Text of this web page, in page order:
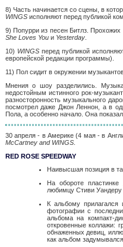
8) Часть начинается со сцены, в
WINGSисполняют перед публикой
9) Попурри из песен Битлз. Прохожих
She Loves Youи Yesterday.
10) WINGSперед публикой
европейской редакции программы).
11) Пол сидит в окружении
Мнения о шоу разделились.
недостойным истинного рок-
разносторонность музыкального
посмотрел даже Джон Леннон, а в
Пола, а особенно начало. Она
30 апреля - в Америке (4 мая - в
McCartney and WINGS.
RED ROSE SPEEDWAY
Наивысшая позиция в
На обороте
любимцу Стиви Уандеру
К альбому
фотографии с
альбома на компакт-
откровенные коллажи:
обнаженных девиц,
как альбом